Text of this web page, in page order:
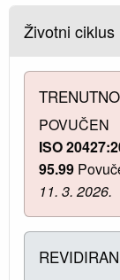
Životni ciklus
TRENUTNO
POVUČEN
ISO
95.99
11. 3. 2026.